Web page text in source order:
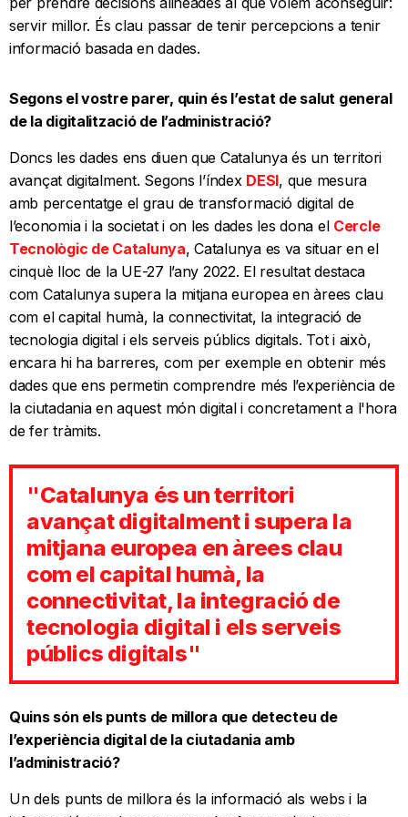
servir millor. És clau passar de tenir percepcions a tenir
informació basada en dades.
Segons el vostre parer, quin és l’estat de salut general
de la digitalització de l’administració?
Doncs les dades ens diuen que Catalunya és un territori
avançat digitalment. Segons l’índex DESI, que mesura
amb percentatge el grau de transformació digital de
l’economia i la societat i on les dades les dona el Cercle
Tecnològic de Catalunya, Catalunya es va situar en el
cinquè lloc de la UE-27 l’any 2022. El resultat destaca
com Catalunya supera la mitjana europea en àrees clau
com el capital humà, la connectivitat, la integració de
tecnologia digital i els serveis públics digitals. Tot i això,
encara hi ha barreres, com per exemple en obtenir més
dades que ens permetin comprendre més l’experiència de
la ciutadania en aquest món digital i concretament a l'hora
de fer tràmits.
"Catalunya és un territori
avançat digitalment i supera la
mitjana europea en àrees clau
com el capital humà, la
connectivitat, la integració de
tecnologia digital i els serveis
públics digitals"
Quins són els punts de millora que detecteu de
l’experiència digital de la ciutadania amb
l’administració?
Un dels punts de millora és la informació als webs i la